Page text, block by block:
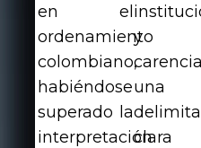
en el
ordenamiento
colombiano,
habiéndose
superado la
interpretación
y
una
clara